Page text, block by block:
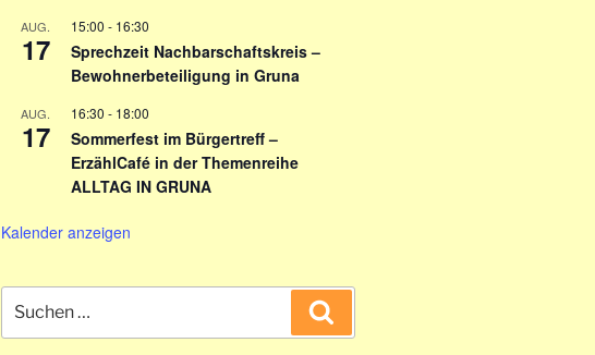
AUG.
17
15:00 - 16:30
Sprechzeit Nachbarschaftskreis –
Bewohnerbeteiligung in Gruna
AUG.
17
16:30 - 18:00
Sommerfest im Bürgertreff –
ErzählCafé in der Themenreihe
ALLTAG IN GRUNA
Kalender anzeigen
nach: